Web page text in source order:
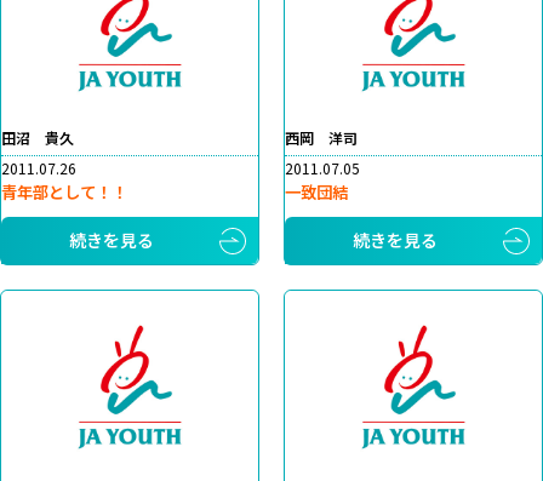
田沼 貴久
2011.07.26
青年部として！！
続きを見る
西岡 洋司
2011.07.05
一致団結
続きを見る